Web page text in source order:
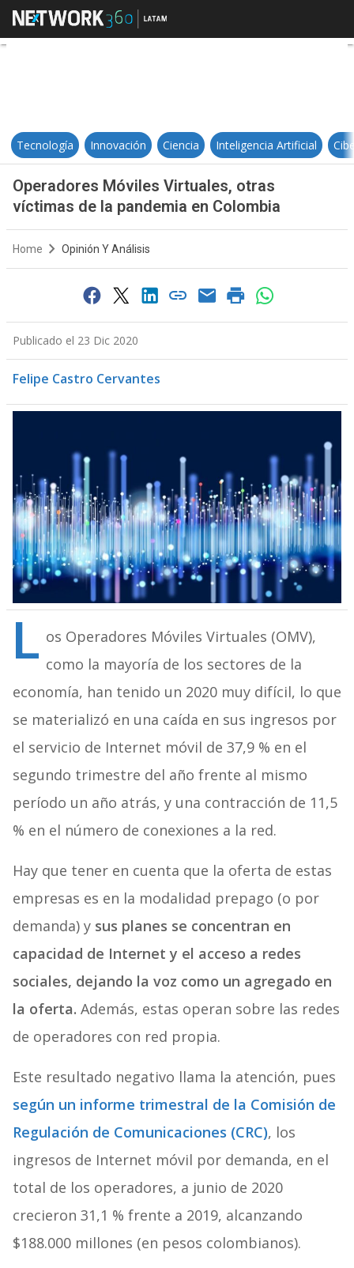
Operadores Móviles Virtuales,
Tecnología Innovación Ciencia Inteligencia Artificial
Operadores Móviles Virtuales, otras
víctimas de la pandemia en Colombia
Home Opinión Y Análisis
Publicado el 23 Dic 2020
Felipe Castro Cervantes
L os Operadores Móviles Virtuales (OMV),
como la mayoría de los sectores de la
economía, han tenido un 2020 muy difícil, lo que
se materializó en una caída en sus ingresos por
el servicio de Internet móvil de 37,9 % en el
segundo trimestre del año frente al mismo
período un año atrás, y una contracción de 11,5
% en el número de conexiones a la red.
Hay que tener en cuenta que la oferta de estas
empresas es en la modalidad prepago (o por
demanda) y sus planes se concentran en
capacidad de Internet y el acceso a redes
sociales, dejando la voz como un agregado en
la oferta. Además, estas operan sobre las redes
de operadores con red propia.
Este resultado negativo llama la atención, pues
según un informe trimestral de la Comisión de
Regulación de Comunicaciones (CRC), los
ingresos de Internet móvil por demanda, en el
total de los operadores, a junio de 2020
crecieron 31,1 % frente a 2019, alcanzando
$188.000 millones (en pesos colombianos).